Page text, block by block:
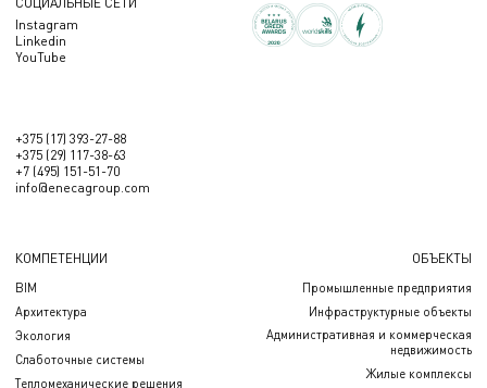
Instagram
Linkedin
YouTube
+375 (17) 393-27-88
+375 (29) 117-38-63
+7 (495) 151-51-70
info@enecagroup.com
КОМПЕТЕНЦИИ
BIM
Архитектура
Экология
Слаботочные системы
Тепломеханические решения
ОБЪЕКТЫ
Промышленные предприятия
Инфраструктурные объекты
Административная и коммерческая
недвижимость
Жилые комплексы